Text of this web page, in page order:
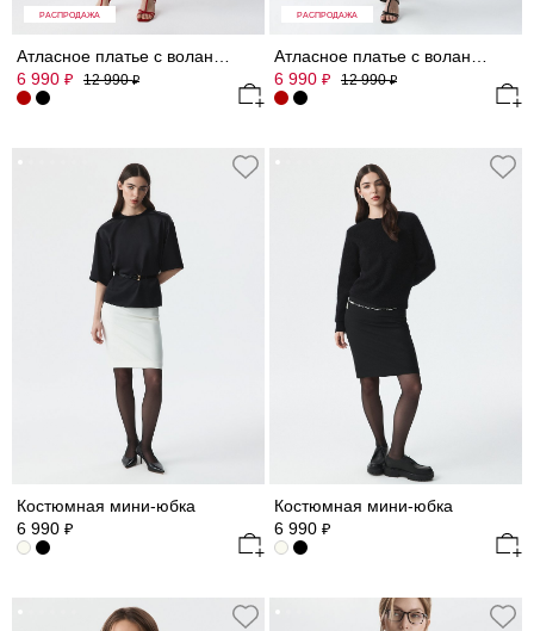
РАСПРОДАЖА
6 990 ₽ 12 990₽
РАСПРОДАЖА
6 990 ₽ 12 990₽
Костюмная мини-юбка
6 990 ₽
Костюмная мини-юбка
6 990 ₽